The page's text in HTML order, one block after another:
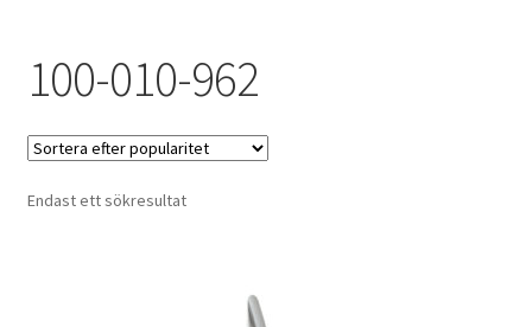
Integritet
ångerrätt
Kontakt
100-010-962
Endast ett sökresultat